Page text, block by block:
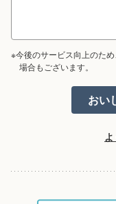
※今後のサービス向上のた
場合もございます。